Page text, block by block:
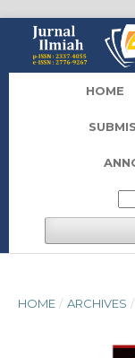
HOME
HOME / ARCHIVES /